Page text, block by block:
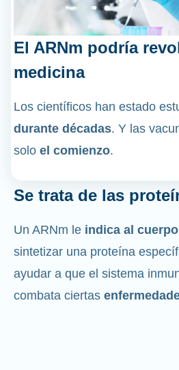
El ARNm podría
medicina
Los científicos han estado
durante décadas. Y las
solo el comienzo.
Se trata de las
Un ARNm le indica al
sintetizar una proteína
ayudar a que el sistema
combata ciertas